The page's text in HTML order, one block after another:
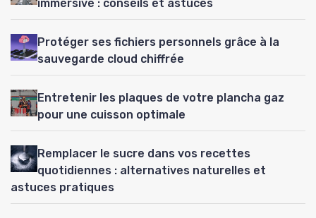
immersive : conseils et astuces
Protéger ses fichiers personnels grâce à la
sauvegarde cloud chiffrée
Entretenir les plaques de votre plancha gaz
pour une cuisson optimale
Remplacer le sucre dans vos recettes
quotidiennes : alternatives naturelles et
astuces pratiques